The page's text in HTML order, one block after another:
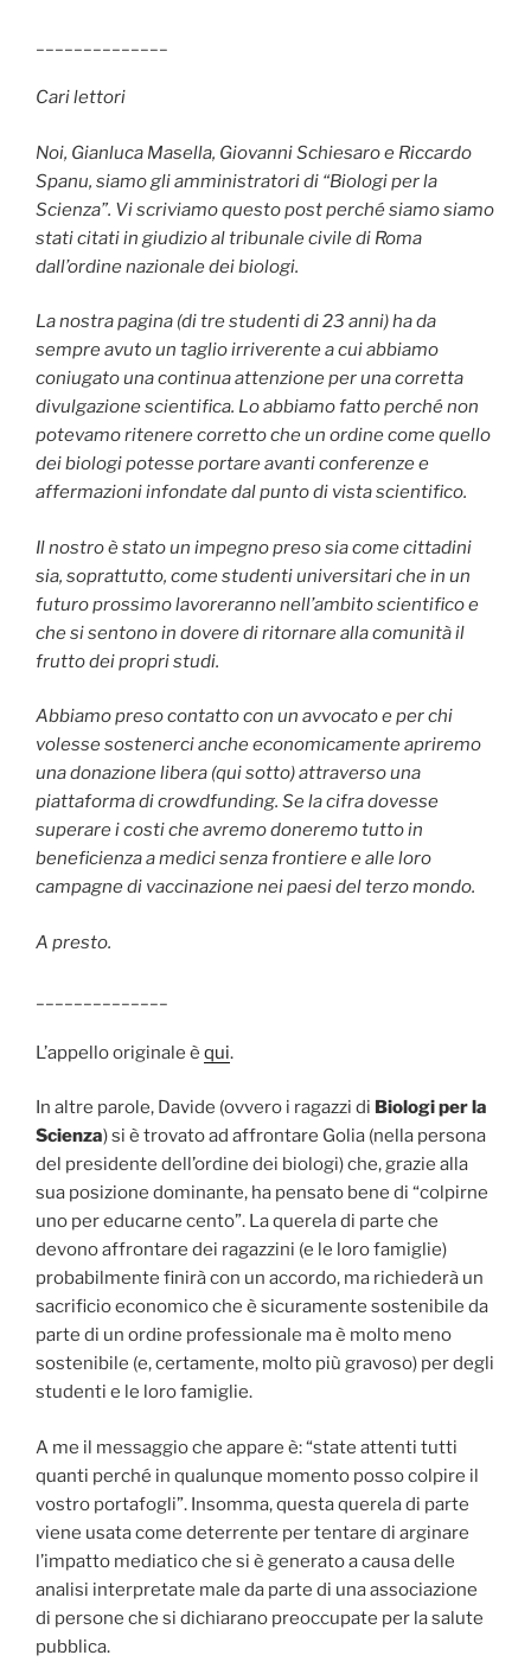
Cari lettori
Noi, Gianluca Masella, Giovanni Schiesaro e Riccardo
Spanu, siamo gli amministratori di “Biologi per la
Scienza”. Vi scriviamo questo post perché siamo siamo
stati citati in giudizio al tribunale civile di Roma
dall’ordine nazionale dei biologi.
La nostra pagina (di tre studenti di 23 anni) ha da
sempre avuto un taglio irriverente a cui abbiamo
coniugato una continua attenzione per una corretta
divulgazione scientifica. Lo abbiamo fatto perché non
potevamo ritenere corretto che un ordine come quello
dei biologi potesse portare avanti conferenze e
affermazioni infondate dal punto di vista scientifico.
Il nostro è stato un impegno preso sia come cittadini
sia, soprattutto, come studenti universitari che in un
futuro prossimo lavoreranno nell’ambito scientifico e
che si sentono in dovere di ritornare alla comunità il
frutto dei propri studi.
Abbiamo preso contatto con un avvocato e per chi
volesse sostenerci anche economicamente apriremo
una donazione libera (qui sotto) attraverso una
piattaforma di crowdfunding. Se la cifra dovesse
superare i costi che avremo doneremo tutto in
beneficienza a medici senza frontiere e alle loro
campagne di vaccinazione nei paesi del terzo mondo.
A presto.
L’appello originale è qui.
In altre parole, Davide (ovvero i ragazzi di Biologi per la
Scienza) si è trovato ad affrontare Golia (nella persona
del presidente dell’ordine dei biologi) che, grazie alla
sua posizione dominante, ha pensato bene di “colpirne
uno per educarne cento”. La querela di parte che
devono affrontare dei ragazzini (e le loro famiglie)
probabilmente finirà con un accordo, ma richiederà un
sacrificio economico che è sicuramente sostenibile da
parte di un ordine professionale ma è molto meno
sostenibile (e, certamente, molto più gravoso) per degli
studenti e le loro famiglie.
A me il messaggio che appare è: “state attenti tutti
quanti perché in qualunque momento posso colpire il
vostro portafogli”. Insomma, questa querela di parte
viene usata come deterrente per tentare di arginare
l’impatto mediatico che si è generato a causa delle
analisi interpretate male da parte di una associazione
di persone che si dichiarano preoccupate per la salute
pubblica.